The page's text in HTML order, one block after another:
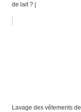
de lait ? |
Lavage des vêtements de